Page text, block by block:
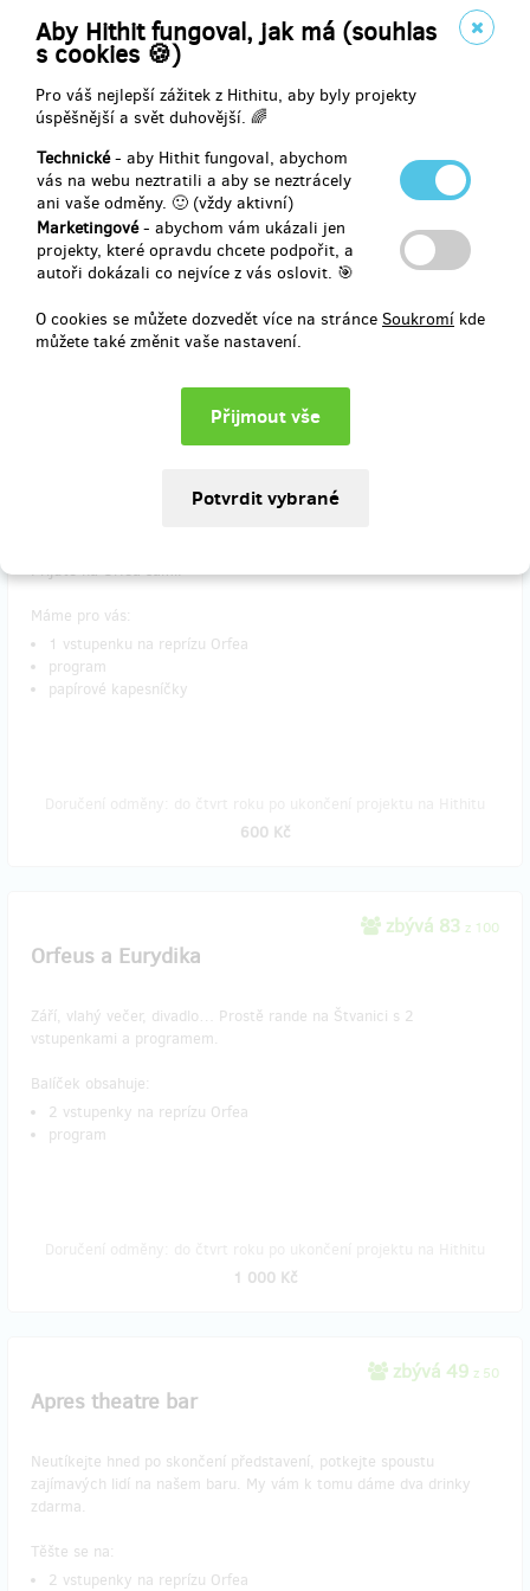
Aby Hithit fungoval, jak má (souhlas
s cookies 🍪)
Pro váš nejlepší zážitek z Hithitu, aby byly projekty
úspěšnější a svět duhovější. 🌈
Technické- aby Hithit fungoval, abychom
vás na webu neztratili a aby se neztrácely
ani vaše odměny. 🙂 (vždy aktivní)
Marketingové- abychom vám ukázali jen
projekty, které opravdu chcete podpořit, a
autoři dokázali co nejvíce z vás oslovit. 🎯
O cookies se můžete dozvedět více na stránce Soukromí kde
můžete také změnit vaše nastavení.
Toužíte po autogramu někoho z inscenačního týmu?
Lovci autogramů obdrží:
podepsaný plakát
program
Doručení odměny: do čtvrt roku po ukončení projektu na Hithitu
500 Kč
Přijďte na Orfea sami!
Máme pro vás:
1 vstupenku na reprízu Orfea
program
papírové kapesníčky
600 Kč
zbývá 83 z 100
Orfeus a Eurydika
Září, vlahý večer, divadlo… Prostě rande na Štvanici s 2
vstupenkami a programem.
Balíček obsahuje:
2 vstupenky na reprízu Orfea
program
1 000 Kč
zbývá 49 z 50
Apres theatre bar
Neutíkejte hned po skončení představení, potkejte spoustu
zajímavých lidí na našem baru. My vám k tomu dáme dva drinky
zdarma.
Těšte se na:
2 vstupenky na reprízu Orfea